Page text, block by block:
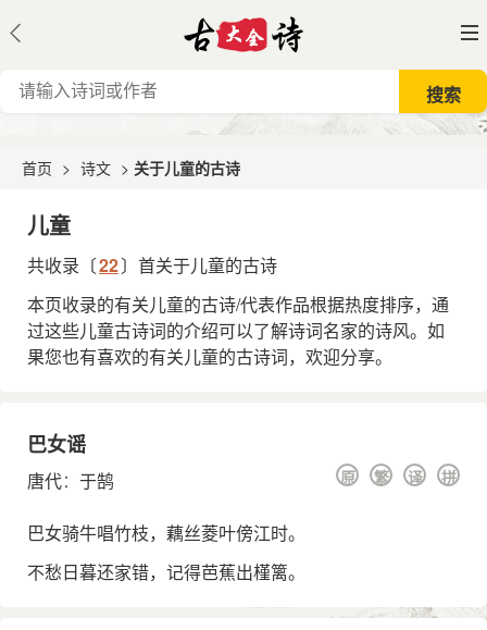
首页 > 诗文 > 关于儿童的古诗
儿童
共收录〔22〕首关于儿童的古诗
本页收录的有关儿童的古诗/代表作品根据热度排序，通
过这些儿童古诗词的介绍可以了解诗词名家的诗风。如
果您也有喜欢的有关儿童的古诗词，欢迎分享。
巴女谣
唐代： 于鹄 拼
译
繁
原
巴女骑牛唱竹枝，藕丝菱叶傍江时。
不愁日暮还家错，记得芭蕉出槿篱。